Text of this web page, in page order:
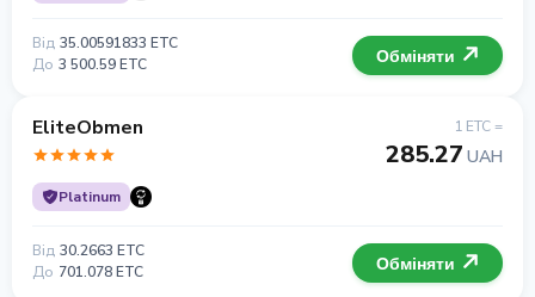
Від 35.00591833 ETC
До 3 500.59 ETC Обміняти
EliteObmen
Platinum
1 ETC =
285.27 UAH
Від 30.2663 ETC
До 701.078 ETC Обміняти